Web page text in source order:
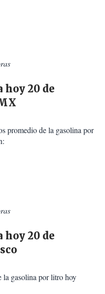
hoy 20 de
promedio de la gasolina por
hoy 20 de
la gasolina por litro hoy